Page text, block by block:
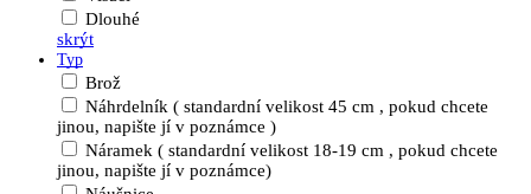
Dlouhé
skrýt
Typ
Brož
Náhrdelník ( standardní velikost 45 cm , pokud chcete
jinou, napište jí v poznámce )
Náramek ( standardní velikost 18-19 cm , pokud chcete
jinou, napište jí v poznámce)